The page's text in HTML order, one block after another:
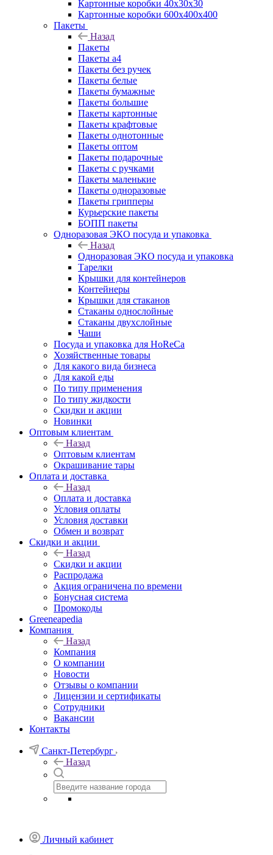
Картонные коробки 40x30x30
Картонные коробки 600x400x400
Пакеты
Назад
Пакеты
Пакеты а4
Пакеты без ручек
Пакеты белые
Пакеты бумажные
Пакеты большие
Пакеты картонные
Пакеты крафтовые
Пакеты однотонные
Пакеты оптом
Пакеты подарочные
Пакеты с ручками
Пакеты маленькие
Пакеты одноразовые
Пакеты грипперы
Курьерские пакеты
БОПП пакеты
Одноразовая ЭКО посуда и упаковка
Назад
Одноразовая ЭКО посуда и упаковка
Тарелки
Крышки для контейнеров
Контейнеры
Крышки для стаканов
Стаканы однослойные
Стаканы двухслойные
Чаши
Посуда и упаковка для HoReCa
Хозяйственные товары
Для какого вида бизнеса
Для какой еды
По типу применения
По типу жидкости
Скидки и акции
Новинки
Оптовым клиентам
Назад
Оптовым клиентам
Окрашивание тары
Оплата и доставка
Назад
Оплата и доставка
Условия оплаты
Условия доставки
Обмен и возврат
Скидки и акции
Назад
Скидки и акции
Распродажа
Акция ограничена по времени
Бонусная система
Промокоды
Greeneapedia
Компания
Назад
Компания
О компании
Новости
Отзывы о компании
Лицензии и сертификаты
Сотрудники
Вакансии
Контакты
Санкт-Петербург
Назад
Личный кабинет